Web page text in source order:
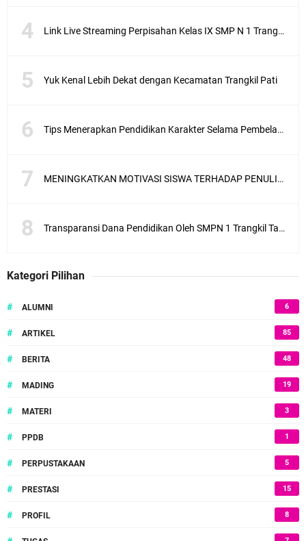
Link Live Streaming Perpisahan Kelas IX SMP N 1 Trangkil 2021, Saksikan Di Sini
Yuk Kenal Lebih Dekat dengan Kecamatan Trangkil Pati
Tips Menerapkan Pendidikan Karakter Selama Pembelajaran Daring
MENINGKATKAN MOTIVASI SISWA TERHADAP PENULISAN CERITA FANTASI
Transparansi Dana Pendidikan Oleh SMPN 1 Trangkil Tahun Anggaran 2025
Kategori Pilihan
# ALUMNI 6
# ARTIKEL 85
# BERITA 48
# MADING 19
# MATERI 3
# PPDB 1
# PERPUSTAKAAN 5
# PRESTASI 15
# PROFIL 8